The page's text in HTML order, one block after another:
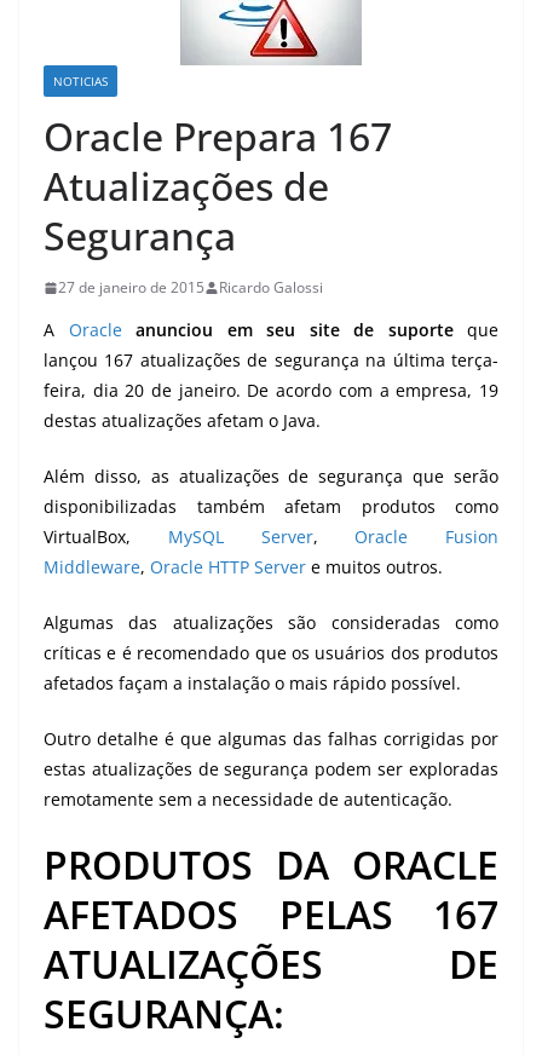
NOTICIAS
Oracle Prepara 167
Atualizações de
Segurança
27 de janeiro de 2015 Ricardo Galossi
A Oracle anunciou em seu site de suporteque
lançou 167 atualizações de segurança na última terça-
feira, dia 20 de janeiro. De acordo com a empresa, 19
destas atualizações afetam o Java.
Além disso, as atualizações de segurança que serão
disponibilizadas também afetam produtos como
VirtualBox, MySQL Server, Oracle Fusion
Middleware, Oracle HTTP Server e muitos outros.
Algumas das atualizações são consideradas como
críticas e é recomendado que os usuários dos produtos
afetados façam a instalação o mais rápido possível.
Outro detalhe é que algumas das falhas corrigidas por
estas atualizações de segurança podem ser exploradas
remotamente sem a necessidade de autenticação.
PRODUTOS DA ORACLE
AFETADOS PELAS 167
ATUALIZAÇÕES DE
SEGURANÇA: